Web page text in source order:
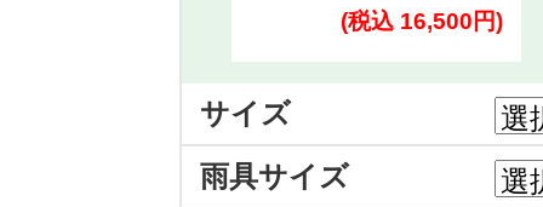
(税込 16,500円)
サイズ
雨具サイズ